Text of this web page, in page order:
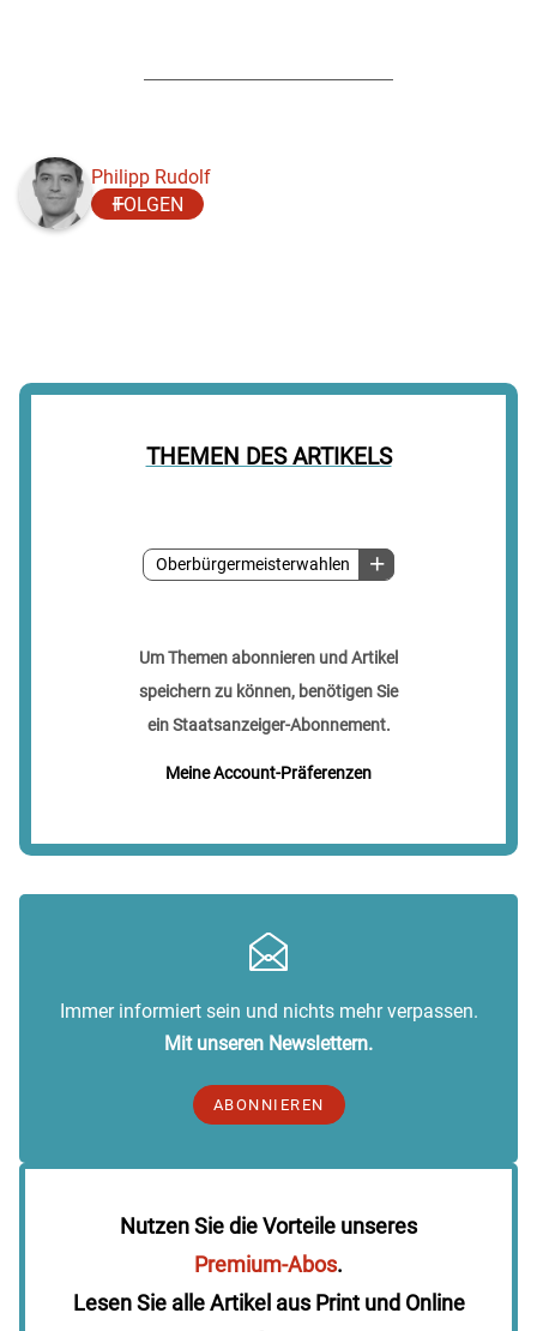
THEMEN DES ARTIKELS
Oberbürgermeisterwahlen
Um Themen abonnieren und Artikel
speichern zu können, benötigen Sie
ein Staatsanzeiger-Abonnement.
Meine Account-Präferenzen
Philipp Rudolf
FOLGEN
Immer informiert sein und nichts mehr verpassen.
Mit unseren Newslettern.
ABONNIEREN
Nutzen Sie die Vorteile unseres
Premium-Abos.
Lesen Sie alle Artikel aus Print und Online